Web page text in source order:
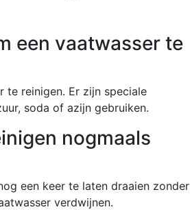
een vaatwasser te
te reinigen. Er zijn speciale
soda of azijn gebruiken.
nogmaals
een keer te laten draaien zonder
verdwijnen.